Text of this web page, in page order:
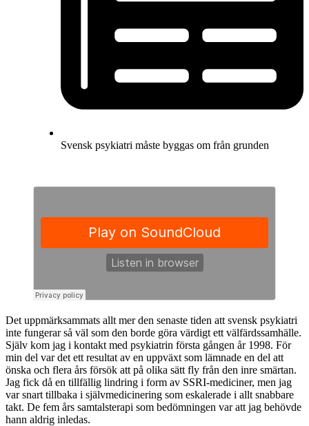
Svensk psykiatri måste byggas om från grunden
Det uppmärksammats allt mer den senaste tiden att svensk psykiatri
inte fungerar så väl som den borde göra värdigt ett välfärdssamhälle.
Själv kom jag i kontakt med psykiatrin första gången år 1998. För
min del var det ett resultat av en uppväxt som lämnade en del att
önska och flera års försök att på olika sätt fly från den inre smärtan.
Jag fick då en tillfällig lindring i form av SSRI-mediciner, men jag
var snart tillbaka i självmedicinering som eskalerade i allt snabbare
takt. De fem års samtalsterapi som bedömningen var att jag behövde
hann aldrig inledas.